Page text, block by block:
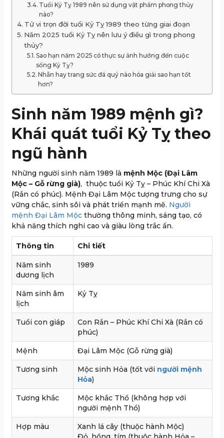
Tuổi Kỷ Tỵ 1989 nên sử dụng vật phẩm phong thủy
nào?
Tử vi trọn đời tuổi Kỷ Tỵ 1989 theo từng giai đoạn
Năm 2025 tuổi Kỷ Tỵ nên lưu ý điều gì trong phong
thủy?
Sao hạn năm 2025 có thực sự ảnh hưởng đến cuộc
sống Kỷ Tỵ?
Nhẫn hay trang sức đá quý nào hóa giải sao hạn tốt
hơn?
Sinh năm 1989 mệnh gì?
Khái quát tuổi Kỷ Tỵ theo
ngũ hành
Những người sinh năm 1989 là mệnh Mộc (Đại Lâm
Mộc – Gỗ rừng già), thuộc tuổi Kỷ Tỵ – Phúc Khí Chi Xà
(Rắn có phúc). Mệnh Đại Lâm Mộc tượng trưng cho sự
vững chắc, sinh sôi và phát triển mạnh mẽ. Người
mệnh Đại Lâm Mộc thường thông minh, sáng tạo, có
khả năng thích nghi cao và giàu lòng trắc ẩn.
Thông tin Chi tiết
Năm sinh
dương lịch
1989
Năm sinh âm
lịch
Kỷ Tỵ
Tuổi con giáp
Con Rắn – Phúc Khí Chi Xà (Rắn có
phúc)
Mệnh Đại Lâm Mộc (Gỗ rừng già)
Tương sinh Mộc sinh Hỏa (tốt với người mệnh
Hỏa)
Tương khắc
Mộc khắc Thổ (không hợp với
người mệnh Thổ)
Hợp màu
Xanh lá cây (thuộc hành Mộc)